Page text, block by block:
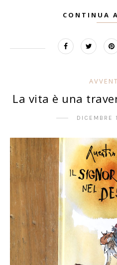
CONTINUA
La vita è una
DICEMBRE